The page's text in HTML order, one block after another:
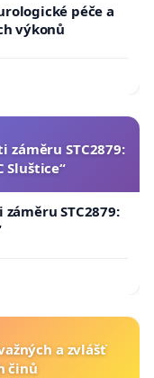
péče a
výkonů
STC2879:
Sluštice“
STC2879:
a zvlášť
činů